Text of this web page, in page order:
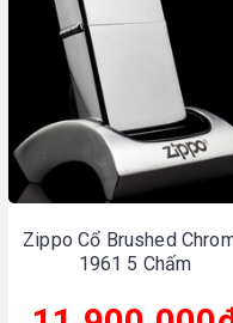
Zippo Cổ Brushed
1961 5 Chấm